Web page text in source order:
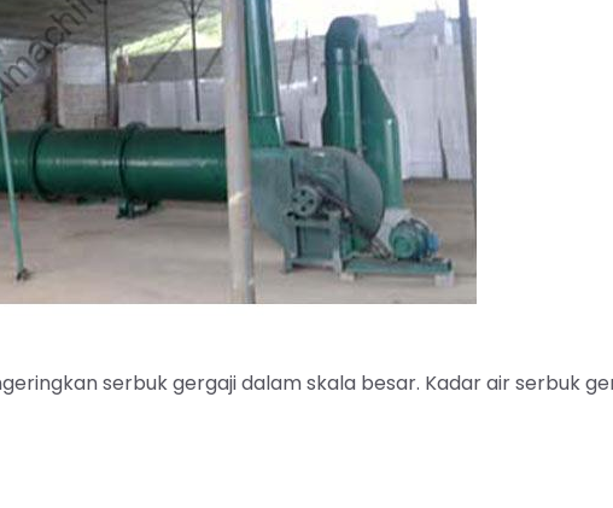
serbuk gergaji dalam skala besar. Kadar air serbuk